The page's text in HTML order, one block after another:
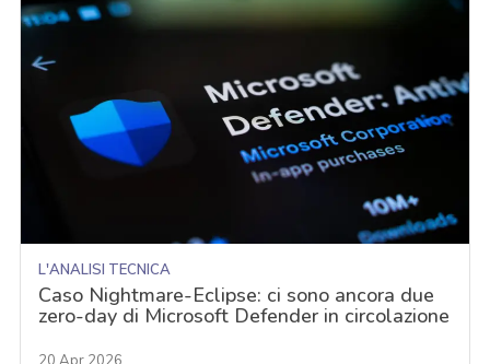
L'ANALISI TECNICA
Caso Nightmare-Eclipse: ci sono ancora due
zero-day di Microsoft Defender in circolazione
20 Apr 2026